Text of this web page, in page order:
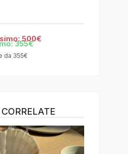
500€
355€
da 355€